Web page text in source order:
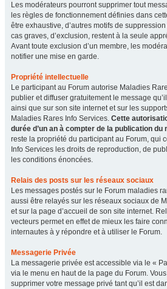
Les modérateurs pourront supprimer tout
les règles de fonctionnement définies dans
être exhaustive, d’autres motifs de
cas graves, d’exclusion, restent à la seule
Avant toute exclusion d’un membre, les
notifier une mise en garde.
Propriété intellectuelle
Le participant au Forum autorise Maladies
publier et diffuser gratuitement le message
ainsi que sur son site internet et sur les
Maladies Rares Info Services. Cette
durée d’un an à compter de la publication du
reste la propriété du participant au Forum, qui
Info Services les droits de reproduction, de
les conditions énoncées.
Relais des posts sur les réseaux sociaux
Les messages postés sur le Forum maladies
aussi être relayés sur les réseaux sociaux de
et sur la page d’accueil de son site internet.
vecteurs permet en effet de mieux les faire
internautes à y répondre et à utiliser le Forum.
Messagerie Privée
La messagerie privée est accessible via le «
via le menu en haut de la page du Forum.
supprimer votre message privé tant qu’il est